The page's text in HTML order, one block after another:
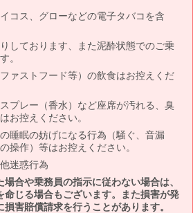
コス、グローなどの電子タバコを含
しております、また泥酔状態でのご乗
。
ァストフード等）の飲食はお控えくだ
プレー（香水）など座席が汚れる、臭
お控えください。
睡眠の妨げになる行為（騒ぐ、音漏
操作）等はお控えください。
迷惑行為
場合や乗務員の指示に従わない場合は、
命じる場合もございます。また損害が発
害賠償請求を行うことがあります。